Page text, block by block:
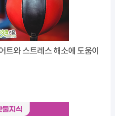
트와 스트레스 해소에 도움이